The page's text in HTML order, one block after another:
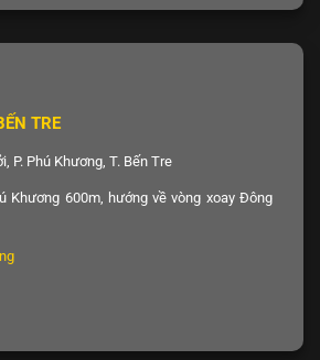
TRE
P. Phú Khương, T. Bến Tre
Khương 600m, hướng về vòng xoay Đông